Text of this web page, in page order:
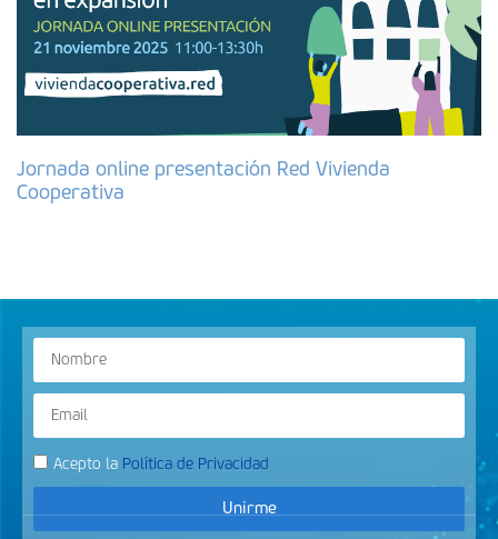
Jornada online presentación Red Vivienda
Cooperativa
Acepto la Política de Privacidad
Unirme